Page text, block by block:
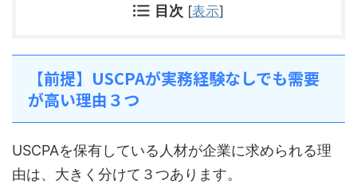
目次 [表示]
【前提】USCPAが実務経験なしでも需要
が高い理由３つ
USCPAを保有している人材が企業に求められる理
由は、大きく分けて３つあります。